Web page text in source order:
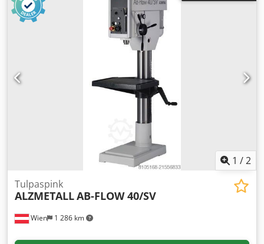
1 /2
Wien 1 286 km
Tulpaspink
ALZMETALLAB-FLOW 40/SV